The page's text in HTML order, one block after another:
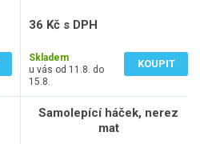
36 Kč s DPH
Skladem
u vás od 11.8. do
15.8.
KOUPIT
Samolepící háček, nerez
mat